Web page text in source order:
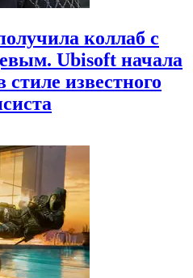
коллаб с
Ubisoft начала
стиле известного